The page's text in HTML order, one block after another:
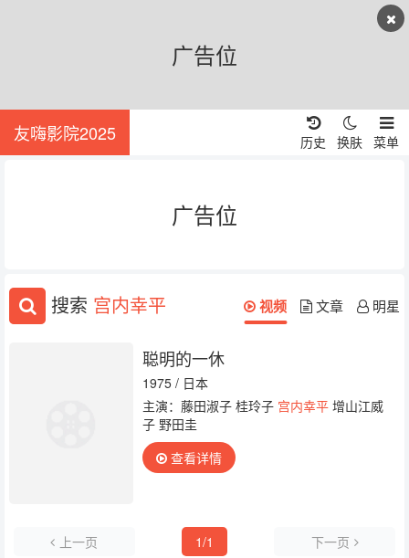
广告位
友嗨影院2025 菜单
换肤
历史
广告位
搜索 宫内幸平 视频 文章 明星
聪明的一休
1975 / 日本
主演：藤田淑子 桂玲子 宫内幸平增山江威
子 野田圭
查看详情
上一页 1/1 下一页